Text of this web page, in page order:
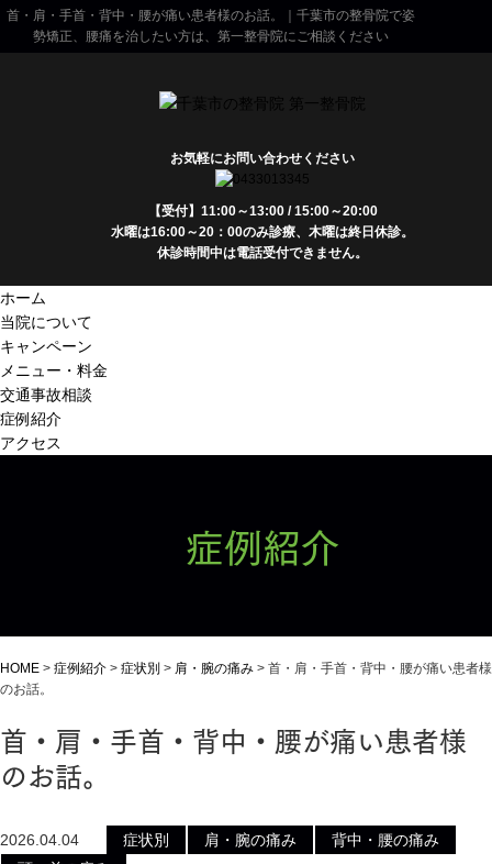
首・肩・手首・背中・腰が痛い患者様のお話。｜千葉市の整骨院で姿
勢矯正、腰痛を治したい方は、第一整骨院にご相談ください
お気軽にお問い合わせください
【受付】11:00～13:00 / 15:00～20:00
水曜は16:00～20：00のみ診療、木曜は終日休診。
休診時間中は電話受付できません。
ホーム
当院について
キャンペーン
メニュー・料金
交通事故相談
症例紹介
アクセス
症例紹介
HOME > 症例紹介 > 症状別 > 肩・腕の痛み > 首・肩・手首・背中・腰が痛い患者様
のお話。
首・肩・手首・背中・腰が痛い患者様
のお話。
2026.04.04 症状別 肩・腕の痛み
背中・腰の痛み